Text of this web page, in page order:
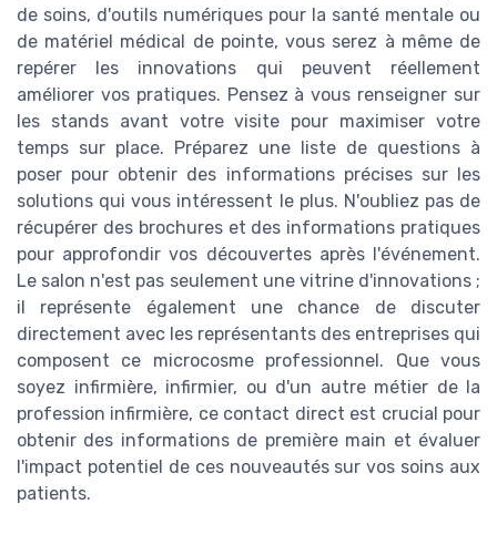
de soins, d'outils numériques pour la santé mentale ou
de matériel médical de pointe, vous serez à même de
repérer les innovations qui peuvent réellement
améliorer vos pratiques. Pensez à vous renseigner sur
les stands avant votre visite pour maximiser votre
temps sur place. Préparez une liste de questions à
poser pour obtenir des informations précises sur les
solutions qui vous intéressent le plus. N'oubliez pas de
récupérer des brochures et des informations pratiques
pour approfondir vos découvertes après l'événement.
Le salon n'est pas seulement une vitrine d'innovations ;
il représente également une chance de discuter
directement avec les représentants des entreprises qui
composent ce microcosme professionnel. Que vous
soyez infirmière, infirmier, ou d'un autre métier de la
profession infirmière, ce contact direct est crucial pour
obtenir des informations de première main et évaluer
l'impact potentiel de ces nouveautés sur vos soins aux
patients.